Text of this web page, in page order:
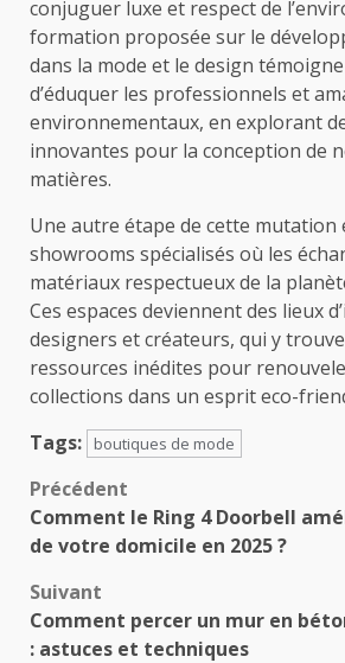
conjuguer luxe et respect de
formation proposée sur le
dans la mode et le design
d’éduquer les professionnels et
environnementaux, en explorant
innovantes pour la conception de
matières.
Une autre étape de cette mutation
showrooms spécialisés où les
matériaux respectueux de la
Ces espaces deviennent des lieux
designers et créateurs, qui y
ressources inédites pour
collections dans un esprit eco-
Tags:
boutiques de mode
Navigation
d’article
Précédent
Comment le Ring 4 Doorbell
de votre domicile en 2025 ?
Suivant
Comment percer un mur en
: astuces et techniques